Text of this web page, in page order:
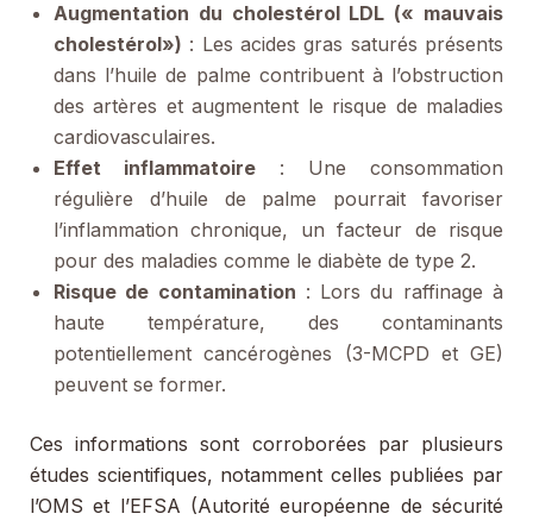
Augmentation du cholestérol LDL (« mauvais
cholestérol») : Les acides gras saturés présents
dans l’huile de palme contribuent à l’obstruction
des artères et augmentent le risque de maladies
cardiovasculaires.
Effet inflammatoire : Une consommation
régulière d’huile de palme pourrait favoriser
l’inflammation chronique, un facteur de risque
pour des maladies comme le diabète de type 2.
Risque de contamination : Lors du raffinage à
haute température, des contaminants
potentiellement cancérogènes (3-MCPD et GE)
peuvent se former.
Ces informations sont corroborées par plusieurs
études scientifiques, notamment celles publiées par
l’OMS et l’EFSA (Autorité européenne de sécurité